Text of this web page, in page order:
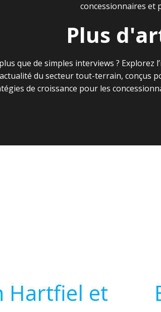
concessionnaires et
Plus
que de simples interviews ? Explorez
du secteur tout-terrain, conçus
de croissance pour les
Hartfiel et